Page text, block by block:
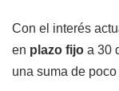
Con el interés
en plazo fijo a 30
una suma de